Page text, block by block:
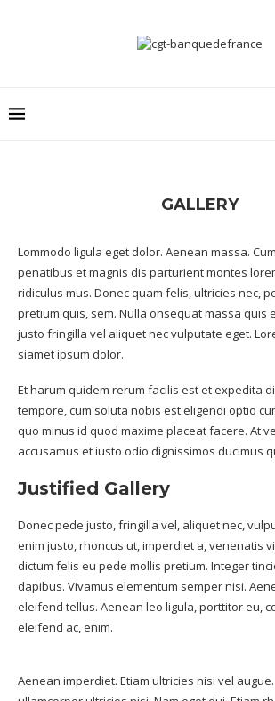
GALLERY
Lommodo ligula eget dolor. Aenean massa.
penatibus et magnis dis parturient montes
ridiculus mus. Donec quam felis, ultricies nec,
pretium quis, sem. Nulla onsequat massa quis
justo fringilla vel aliquet nec vulputate eget.
siamet ipsum dolor.
Et harum quidem rerum facilis est et expedita
tempore, cum soluta nobis est eligendi optio
quo minus id quod maxime placeat facere. At
accusamus et iusto odio dignissimos ducimus
Justified Gallery
Donec pede justo, fringilla vel, aliquet nec,
enim justo, rhoncus ut, imperdiet a, venenatis
dictum felis eu pede mollis pretium. Integer
dapibus. Vivamus elementum semper nisi.
eleifend tellus. Aenean leo ligula, porttitor eu,
eleifend ac, enim.
Aenean imperdiet. Etiam ultricies nisi vel